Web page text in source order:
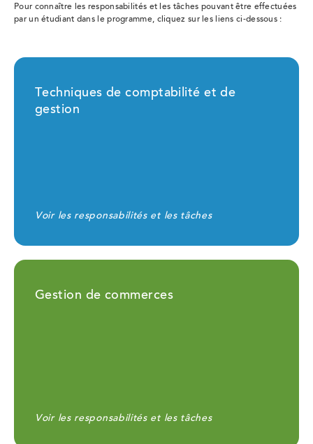
Pour connaître les responsabilités et les tâches pouvant être effectuées
par un étudiant dans le programme, cliquez sur les liens ci-dessous :
Techniques de comptabilité et de
gestion
Voir les responsabilités et les tâches
Gestion de commerces
Voir les responsabilités et les tâches